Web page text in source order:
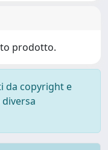
prodotto.
da copyright e